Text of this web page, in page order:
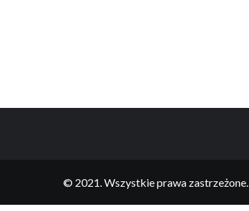
© 2021. Wszystkie prawa zastrzeżone.